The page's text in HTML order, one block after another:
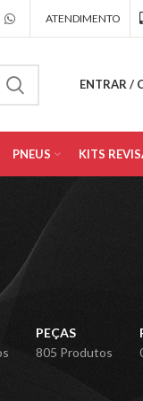
ATENDIMENTO
ENTRAR /
PNEUS KITS
PEÇAS
805 Produtos